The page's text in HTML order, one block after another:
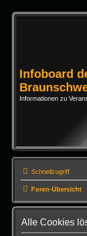
Infoboard
Informationen zu
Schnellzugriff
Foren-Übersicht
Alle Cookies